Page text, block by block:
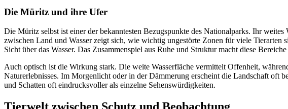
Die Müritz und ihre Ufer
Die Müritz selbst ist einer der bekanntesten Bezugspunkte des Nationalparks. Ihr
zwischen Land und Wasser zeigt sich, wie wichtig ungestörte Zonen für viele
Sicht über das Wasser. Das Zusammenspiel aus Ruhe und Struktur macht diese
Auch optisch ist die Wirkung stark. Die weite Wasserfläche vermittelt Offenheit,
Naturerlebnisses. Im Morgenlicht oder in der Dämmerung erscheint die Landschaft oft
und Schatten oft eindrucksvoller als einzelne Sehenswürdigkeiten.